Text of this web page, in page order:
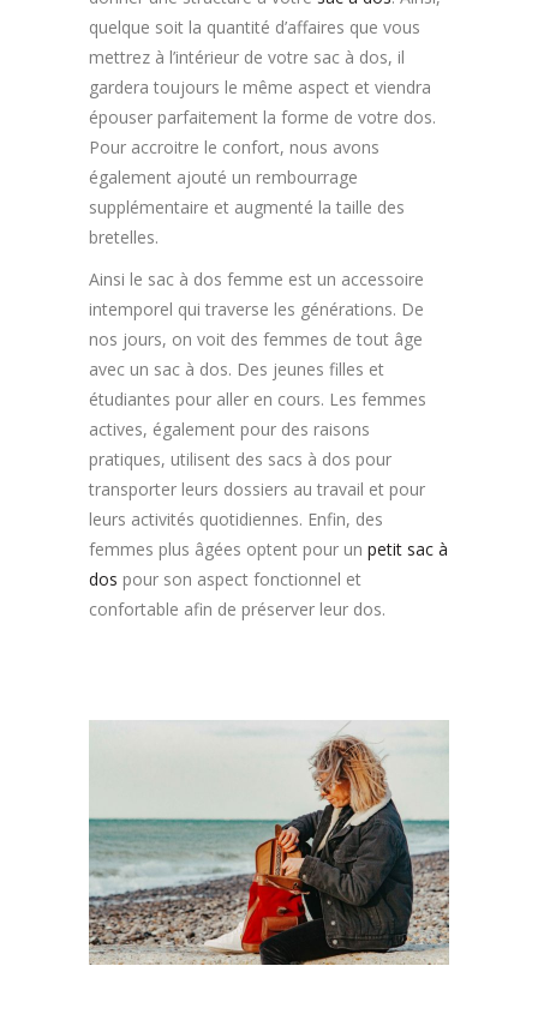
quelque soit la quantité d’affaires que vous
mettrez à l’intérieur de votre sac à dos, il
gardera toujours le même aspect et viendra
épouser parfaitement la forme de votre dos.
Pour accroitre le confort, nous avons
également ajouté un rembourrage
supplémentaire et augmenté la taille des
bretelles.
Ainsi le sac à dos femme est un accessoire
intemporel qui traverse les générations. De
nos jours, on voit des femmes de tout âge
avec un sac à dos. Des jeunes filles et
étudiantes pour aller en cours. Les femmes
actives, également pour des raisons
pratiques, utilisent des sacs à dos pour
transporter leurs dossiers au travail et pour
leurs activités quotidiennes. Enfin, des
femmes plus âgées optent pour un petit sac à
dos pour son aspect fonctionnel et
confortable afin de préserver leur dos.